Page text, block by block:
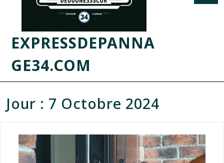
EXPRESSDEPANNA
GE34.COM
Jour : 7 Octobre 2024